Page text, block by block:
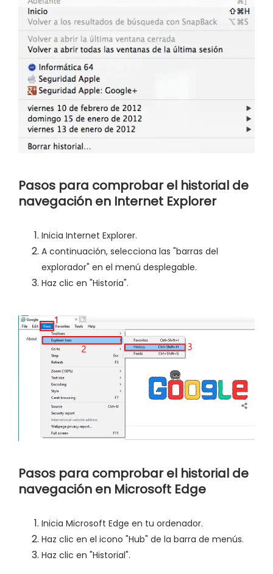
Pasos para comprobar el historial de
navegación en Internet Explorer
Inicia Internet Explorer.
A continuación, selecciona las "barras del
explorador" en el menú desplegable.
Haz clic en "Historia".
Pasos para comprobar el historial de
navegación en Microsoft Edge
Inicia Microsoft Edge en tu ordenador.
Haz clic en el icono "Hub" de la barra de menús.
Haz clic en "Historial".